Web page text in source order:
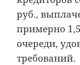
руб.,
примерно
очереди,
требований.